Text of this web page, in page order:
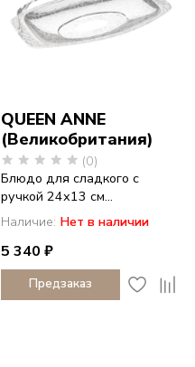
QUEEN ANNE
(Великобритания)
(0)
Блюдо для сладкого с
ручкой 24х13 см...
Наличие: Нет в наличии
5 340 ₽
Предзаказ